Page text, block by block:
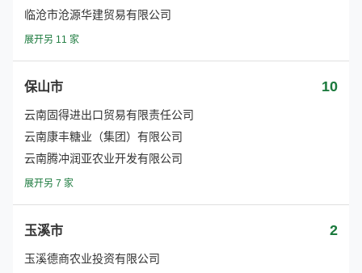
临沧市沧源华建贸易有限公司
展开另 11 家
保山市 10
云南固得进出口贸易有限责任公司
云南康丰糖业（集团）有限公司
云南腾冲润亚农业开发有限公司
展开另 7 家
玉溪市 2
玉溪德商农业投资有限公司